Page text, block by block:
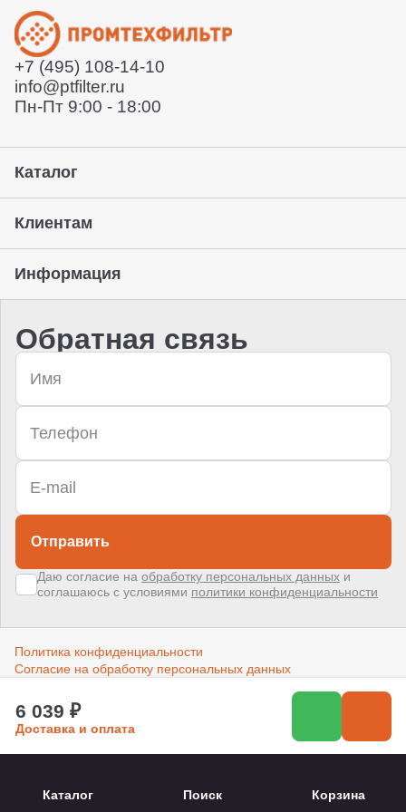
6 039 ₽
Доставка и оплата
Отправит заказ курьерской службой или вы сможете
забрать его с нашего склада (самовывоз)
Предоставление гарантии, подписание закрывающих
документов
+7 (495) 108-14-10
info@ptfilter.ru
Пн-Пт 9:00 - 18:00
Каталог
Клиентам
Информация
Политика конфиденциальности
Согласие на обработку персональных данных
помогаем продвигать и продавать
Обратная связь
Отправить
Даю согласие на обработку персональных данных и
соглашаюсь с условиями политики конфиденциальности
Каталог Поиск Корзина